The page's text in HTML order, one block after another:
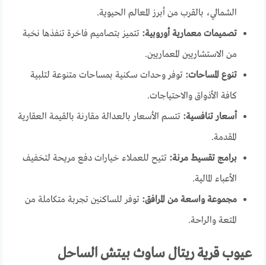
الشمالي، بالقرب من أبرز المعالم الحيوية.
تصميمات معمارية أوروبية: تتميز بتصاميم فاخرة تنفذها نخبة
من الاستشاريين المعماريين.
تنوع المساحات: توفر وحدات سكنية بمساحات متنوعة لتلبية
كافة الأذواق والاحتياجات.
أسعار تنافسية: تتسم الأسعار بالعدالة مقارنة بالقيمة العقارية
المقدمة.
برامج تقسيط مرنة: تتيح للعملاء خيارات دفع مريحة لتخفيف
الأعباء المالية.
مجموعة واسعة من المرافق: توفر للساكنين تجربة متكاملة من
المتعة والراحة.
عيوب قرية ريتال ساوث بيتش الساحل